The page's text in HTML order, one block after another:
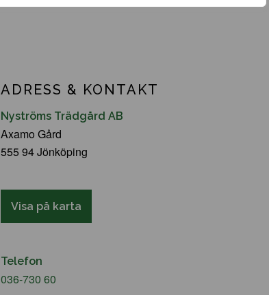
ADRESS & KONTAKT
Nyströms Trädgård AB
Axamo Gård
555 94 Jönköping
Visa på karta
Telefon
036-730 60